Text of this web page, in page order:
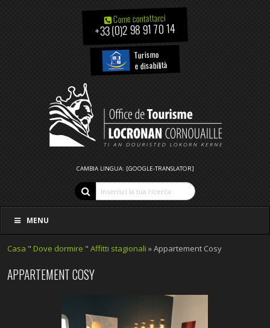
Come contattarci
+33 (0)2 98 91 70 14
Turismo
e disabilità
CAMBIA LINGUA: [GOOGLE-TRANSLATOR]
MENU
Casa " Dove dormire "Affitti stagionali » Appartement Cosy
APPARTEMENT COSY